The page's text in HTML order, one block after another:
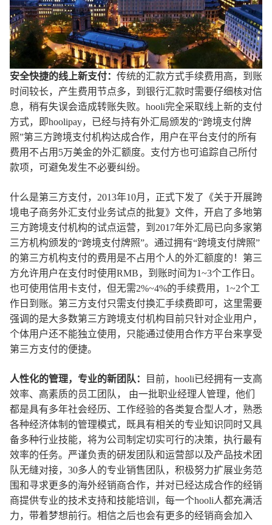
安全快捷的线上新支付： 传统的汇款方式手续费用高，到账
时间较长，产生费用节点多，到银行汇款时需要仔细核对信
息，稍有失误会造成转账失败。hooli完全采取线上新的支付
方式，即hoolipay，已经与持有外汇局颁发的“跨境支付牌
照”第三方跨境支付机构达成合作，用户在平台支付的所有
费用不占用5万美金的外汇额度。支付方也可追踪自己所付
款项，可避免发生不必要纠纷。
什么是第三方支付，2013年10月，正式下发了《关于开展跨
境电子商务外汇支付业务试点的批复》文件，开启了多地第
三方跨境支付机构的试点运营，到2017年外汇局已向多家第
三方机构颁发的“跨境支付牌照”。通过拥有“跨境支付牌照”
的第三方机构支付的费用是不占用个人的外汇额度的！第三
方允许用户在支付时使用RMB，到账时间为1~3个工作日。
也可使用信用卡支付，但无需2%~4%的手续费用，1~2个工
作日到账。第三方支付只需支付换汇手续费即可，这里需要
强调的是大多数第三方跨境支付机构目前只针对企业用户，
个体用户还不能独立使用，只能通过使用合作方平台来享受
第三方支付的便捷。
人性化的管理，专业的新团队 ：
目前，hooli已经拥有一支高
效率、高素质的员工团队， 由一批职业经理人管理，他们
都是具有多年社会经历、工作经验的各类复合型人才，熟悉
各种经济体制的管理模式，既具有相关的专业知识同时又具
备多种行业技能，将为公司制定切实可行的决策，执行最有
效率的任务。严谨负责的研发团队和运营部以及产品技术团
队无缝对接，30多人的专业销售团队，积极努力扩展业务范
围和寻求更多的海外经销商合作，并对已经达成合作的经销
商提供专业的技术支持和技能培训，每一个hooli人都充满活
力，带着梦想前行。相信之后也会有更多的经销商会加入